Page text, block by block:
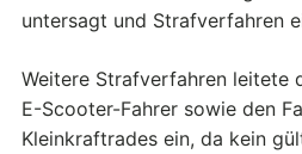
untersagt und Strafverfahren
Weitere Strafverfahren leitete
E-Scooter-Fahrer sowie den
Kleinkraftrades ein, da kein